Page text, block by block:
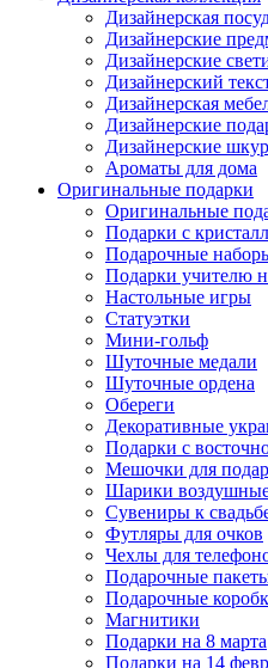
Дизайнерская
Дизайнерские
Дизайнерские
Дизайнерский
Дизайнерская
Дизайнерские
Дизайнерские
Ароматы для дома
Оригинальные подарки
Оригинальные
Подарки с
Подарочные
Подарки учителю
Настольные игры
Статуэтки
Мини-гольф
Шуточные медали
Шуточные ордена
Обереги
Декоративные
Подарки с
Мешочки для
Шарики
Сувениры к
Футляры для очков
Чехлы для
Подарочные
Подарочные
Магнитики
Подарки на 8 марта
Подарки на 14